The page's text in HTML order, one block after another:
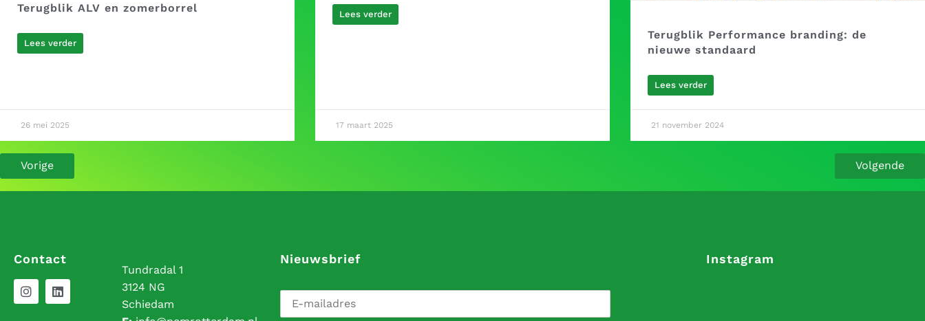
Terugblik ALV en zomerborrel
Lees verder
26 mei 2025
Lees verder
17 maart 2025
Terugblik Performance branding: de
nieuwe standaard
Lees verder
21 november 2024
Vorige Volgende
Contact
Tundradal 1
3124 NG
Schiedam
Nieuwsbrief Instagram